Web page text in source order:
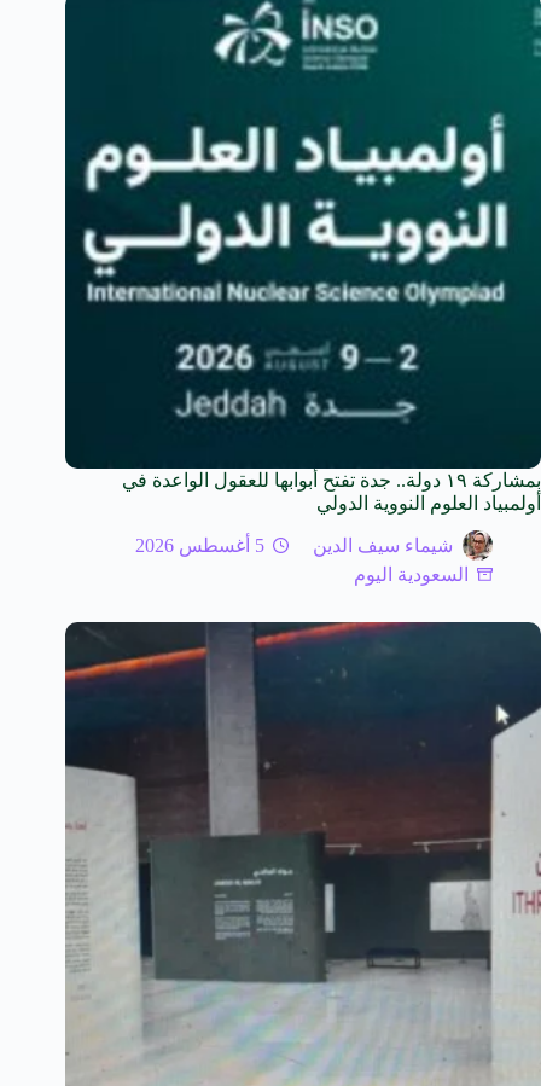
بمشاركة ١٩ دولة.. جدة تفتح أبوابها للعقول الواعدة في
أولمبياد العلوم النووية الدولي
شيماء سيف الدين
5 أغسطس 2026
السعودية اليوم